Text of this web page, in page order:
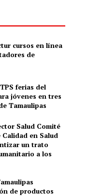
cursos en línea
de
ferias del
jóvenes en tres
Tamaulipas
Salud Comité
en Salud
un trato
a los
de productos